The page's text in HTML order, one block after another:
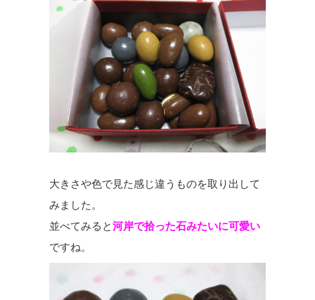
大きさや色で見た感じ違うものを取り出して
みました。
並べてみると河岸で拾った石みたいに可愛い
ですね。